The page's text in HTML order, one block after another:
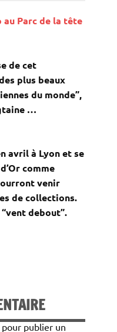
au Parc de la tête
de cet
plus beaux
du monde”,
…
avril à Lyon et se
comme
venir
de collections.
debout”.
pour publier un